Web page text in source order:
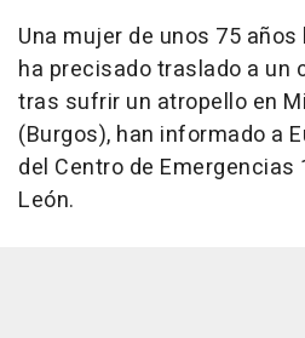
Una mujer de unos 75
ha precisado traslado a un
tras sufrir un atropello en
(Burgos), han informado a
del Centro de Emergencias
León.